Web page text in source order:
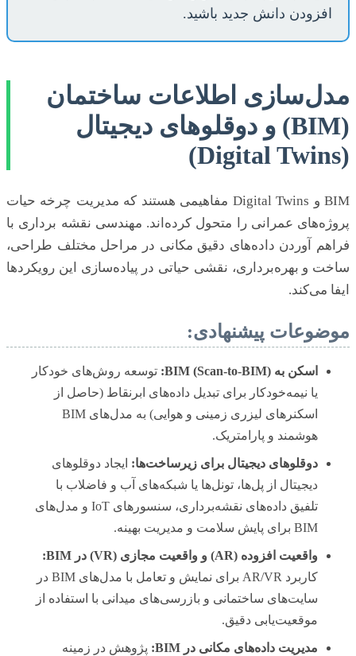
افزودن دانش جدید باشید.
مدل‌سازی اطلاعات ساختمان
(BIM) و دوقلوهای دیجیتال
(Digital Twins)
BIM و Digital Twins مفاهیمی هستند که مدیریت چرخه حیات
پروژه‌های عمرانی را متحول کرده‌اند. مهندسی نقشه برداری با
فراهم آوردن داده‌های دقیق مکانی در مراحل مختلف طراحی،
ساخت و بهره‌برداری، نقشی حیاتی در پیاده‌سازی این رویکردها
ایفا می‌کند.
موضوعات پیشنهادی:
اسکن به BIM (Scan-to-BIM):
توسعه روش‌های خودکار
یا نیمه‌خودکار برای تبدیل داده‌های ابرنقاط (حاصل از
اسکنرهای لیزری زمینی و هوایی) به مدل‌های BIM
هوشمند و پارامتریک.
دوقلوهای دیجیتال برای زیرساخت‌ها: ایجاد دوقلوهای
دیجیتال از پل‌ها، تونل‌ها یا شبکه‌های آب و فاضلاب با
تلفیق داده‌های نقشه‌برداری، سنسورهای IoT و مدل‌های
BIM برای پایش سلامت و مدیریت بهینه.
واقعیت افزوده (AR) و واقعیت مجازی (VR) در BIM:
کاربرد AR/VR برای نمایش و تعامل با مدل‌های BIM در
سایت‌های ساختمانی و بازرسی‌های میدانی با استفاده از
موقعیت‌یابی دقیق.
مدیریت داده‌های مکانی در BIM:
پژوهش در زمینه